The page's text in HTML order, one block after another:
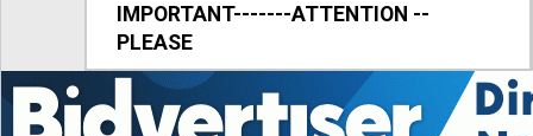
IMPORTANT-------ATTENTION --
PLEASE